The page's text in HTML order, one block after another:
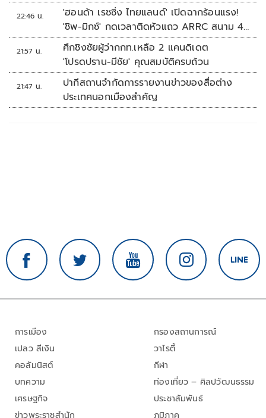
22:46 น.
'ฮอนด้า เรซซิ่ง ไทยแลนด์' เปิดฉากร้อนแรง!
'ชิพ-มิกซ์' กดเวลาติดหัวแถว ARRC สนาม 4
ที่มัลดาลิกา
21:57 น.
ศึกชิงชัยผู้ว่ากกท.เหลือ 2 แคนดิเดต
'โปรดปราน-มีชัย' คุณสมบัติครบถ้วน
21:47 น.
ปากีสถานจำกัดการรายงานข่าวของสื่อต่าง
ประเทศนอกเมืองสำคัญ
การเมือง
เปลว สีเงิน
คอลัมนิสต์
บทความ
เศรษฐกิจ
ข่าวพระราชสำนัก
กรองสถานการณ์
วาไรตี้
กีฬา
ท่องเที่ยว – ศิลปวัฒนธรรม
ประชาสัมพันธ์
ภูมิภาค